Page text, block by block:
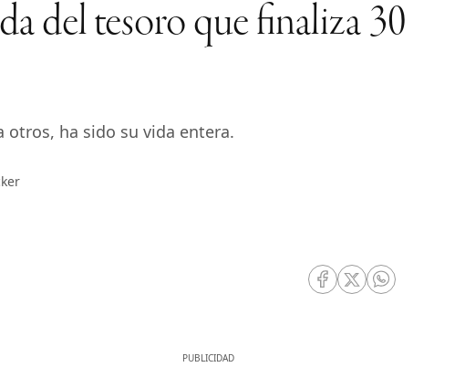
del tesoro que finaliza 30
otros, ha sido su vida entera.
RRSS Facebook
RRSS Twitter
RRSS